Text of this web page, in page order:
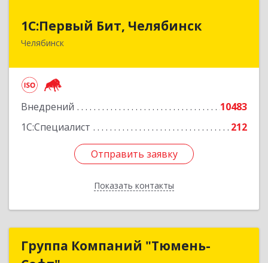
1С:Первый Бит, Челябинск
Челябинск
Внедрений
10483
1С:Специалист
212
Отправить заявку
Показать контакты
1С:Первый Бит, Челябинск
Отправить заявку
Назад
Группа Компаний "Тюмень-
Группа Компаний "Тюмень-